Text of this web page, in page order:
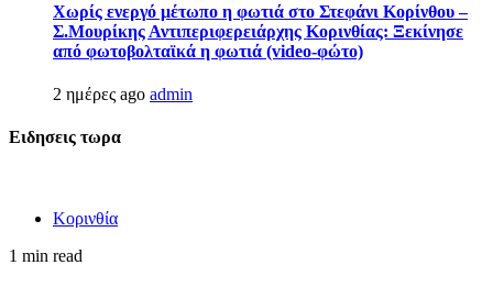
Χωρίς ενεργό μέτωπο η φωτιά στο Στεφάνι Κορίνθου –
Σ.Μουρίκης Αντιπεριφερειάρχης Κορινθίας: Ξεκίνησε
από φωτοβολταϊκά η φωτιά (video-φώτο)
2 ημέρες ago admin
Ειδησεις τωρα
Κορινθία
1 min read